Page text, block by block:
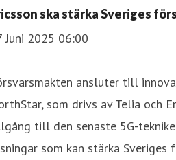
ska stärka Sveriges
Juni 2025 06:00
ansluter till
som drivs av Telia och
till den senaste 5G-
som kan stärka Sveriges